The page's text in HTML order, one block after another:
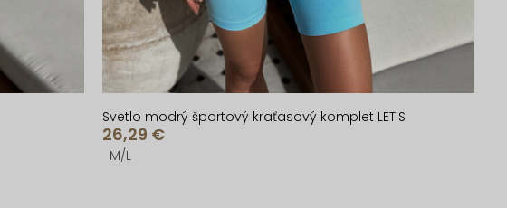
Svetlo modrý športový kraťasový komplet LETIS
26,29 €
M/L